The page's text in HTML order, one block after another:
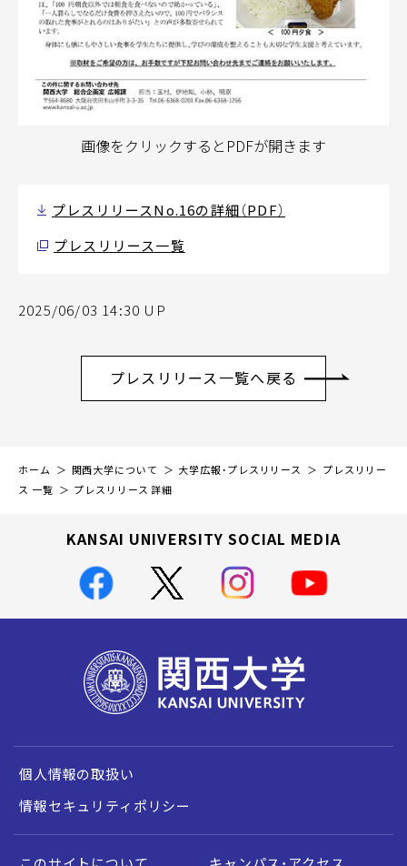
画像をクリックするとPDFが開きます
プレスリリースNo.16の詳細（PDF）
プレスリリース一覧
2025/06/03 14:30 UP
プレスリリース一覧へ戻る
ホーム 関西大学について 大学広報・プレスリリース
プレスリリー
ス 一覧
プレスリリース 詳細
KANSAI UNIVERSITY SOCIAL MEDIA
個人情報の取扱い
情報セキュリティポリシー